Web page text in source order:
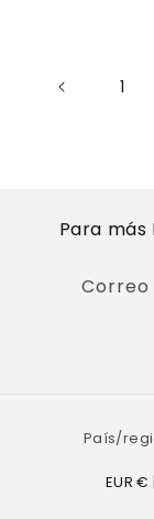
1
Para más
País/